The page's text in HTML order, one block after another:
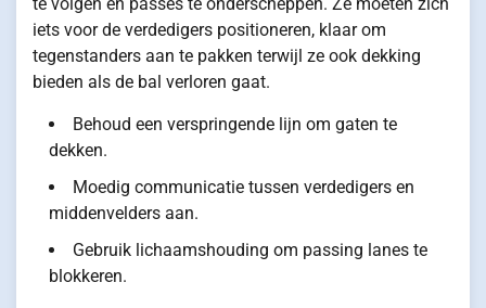
iets voor de verdedigers positioneren, klaar om
tegenstanders aan te pakken terwijl ze ook dekking
bieden als de bal verloren gaat.
Behoud een verspringende lijn om gaten te
dekken.
Moedig communicatie tussen verdedigers en
middenvelders aan.
Gebruik lichaamshouding om passing lanes te
blokkeren.